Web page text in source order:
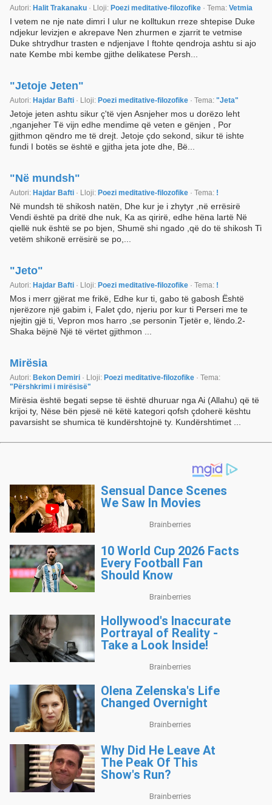
Autori: Halit Trakanaku · Lloji: Poezi meditative-filozofike · Tema: Vetmia
I vetem ne nje nate dimri I ulur ne kolltukun rreze shtepise Duke
ndjekur levizjen e akrepave Nen zhurmen e zjarrit te vetmise
Duke shtrydhur trasten e ndjenjave I ftohte qendroja ashtu si ajo
nate Kembe mbi kembe gjithe delikatese Persh...
"Jetoje Jeten"
Autori: Hajdar Bafti · Lloji: Poezi meditative-filozofike · Tema: "Jeta"
Jetoje jeten ashtu sikur ç'të vjen Asnjeher mos u dorëzo leht
,nganjeher Të vijn edhe mendime që veten e gënjen , Por
gjithmon qëndro me të drejt. Jetoje çdo sekond, sikur të ishte
fundi I botës se është e gjitha jeta jote dhe, Bë...
"Në mundsh"
Autori: Hajdar Bafti · Lloji: Poezi meditative-filozofike · Tema: !
Në mundsh të shikosh natën, Dhe kur je i zhytyr ,në errësirë
Vendi është pa dritë dhe nuk, Ka as qirirë, edhe hëna lartë Në
qiellë nuk është se po bjen, Shumë shi ngado ,që do të shikosh Ti
vetëm shikonë errësirë se po,...
"Jeto"
Autori: Hajdar Bafti · Lloji: Poezi meditative-filozofike · Tema: !
Mos i merr gjërat me frikë, Edhe kur ti, gabo të gabosh Është
njerëzore një gabim i, Falet çdo, njeriu por kur ti Perseri me te
njejtin gjë ti, Vepron mos harro ,se personin Tjetër e, lëndo.2-
Shaka bëjnë Një të vërtet gjithmon ...
Mirësia
Autori: Bekon Demiri · Lloji: Poezi meditative-filozofike · Tema:
"Përshkrimi i mirësisë"
Mirësia është begati sepse të është dhuruar nga Ai (Allahu) që të
krijoi ty, Nëse bën pjesë në këtë kategori qofsh çdoherë kështu
pavarsisht se shumica të kundërshtojnë ty. Kundërshtimet ...